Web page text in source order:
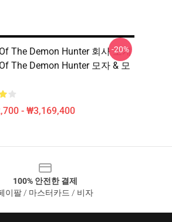
The Demon Hunter 회사 소개
The Demon Hunter 모자 & 모
- ₩3,169,400
-20%
100% 안전한 결제
이팔 / 마스터카드 / 비자